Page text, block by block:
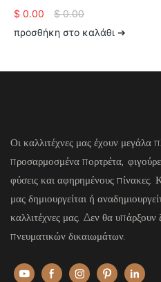
τοίχου για διακόσμηση σπιτιού
$ 0.00 $0.00
προσθήκη στο καλάθι ➔
Οι καλλιτέχνες μας έχουν μεγάλα
προσαρμοσμένα πορτρέτα,
φύσεις και αφηρημένους πίνακες.
μας δημιουργείται ή
καλλιτέχνες μας. Δεν θα υπάρξουν
πνευματικών δικαιωμάτων.